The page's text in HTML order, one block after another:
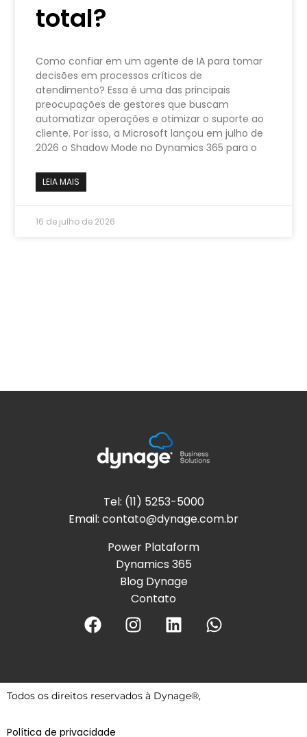
total?
Como confiar em um agente de IA para tomar
decisões em processos críticos de
atendimento? Essa é uma das principais
preocupações de gestores que buscam
automatizar operações e otimizar o suporte ao
cliente. Por isso, a Microsoft lançou em julho de
2026 o Shadow Mode no Dynamics 365 para o
LEIA MAIS
16 de julho de 2026
Tel: (11) 5253-5000
Email: contato@dynage.com.br
Power Plataform
Dynamics 365
Blog Dynage
Contato
Todos os direitos reservados à Dynage®,
Política de privacidade